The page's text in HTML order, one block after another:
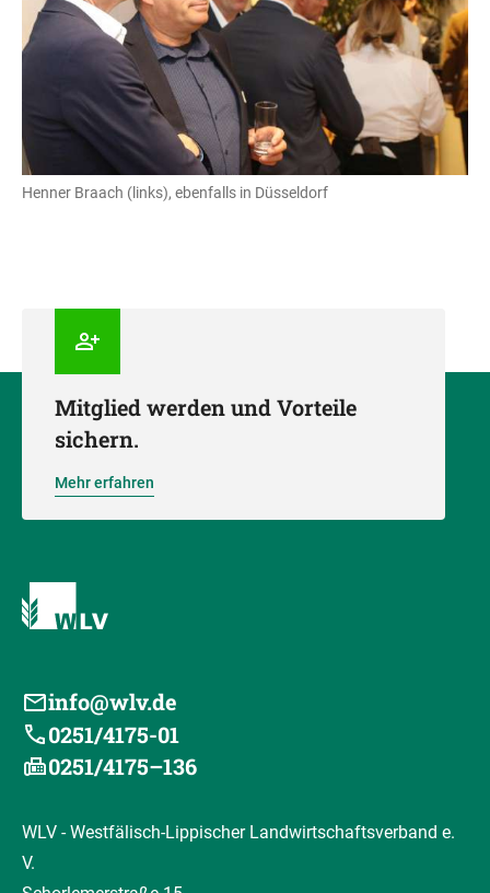
Henner Braach (links), ebenfalls in Düsseldorf
Mitglied werden und Vorteile
sichern.
Mehr erfahren
info@wlv.de
0251/4175-01
0251/4175–136
WLV - Westfälisch-Lippischer Landwirtschaftsverband e.
V.